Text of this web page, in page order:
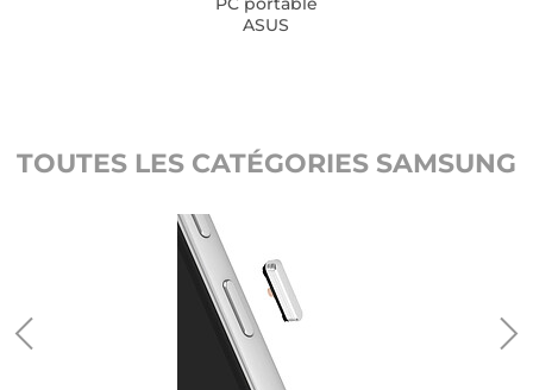
ASUS
TOUTES LES CATÉGORIES SAMSUNG